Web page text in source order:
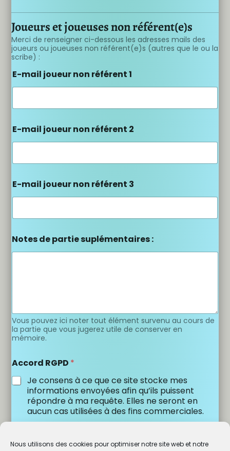
Nous utilisons des cookies pour optimiser notre site web et notre
Joueurs et joueuses non référent(e)s
Merci de renseigner ci-dessous les adresses mails des
joueurs ou joueuses non référent(e)s (autres que le ou la
scribe) :
E-mail joueur non référent 1
E-mail joueur non référent 2
E-mail joueur non référent 3
Notes de partie suplémentaires :
Vous pouvez ici noter tout élément survenu au cours de
la partie que vous jugerez utile de conserver en
mémoire.
Accord RGPD *
Je consens à ce que ce site stocke mes
informations envoyées afin qu’ils puissent
répondre à ma requête. Elles ne seront en
aucun cas utilisées à des fins commerciales.